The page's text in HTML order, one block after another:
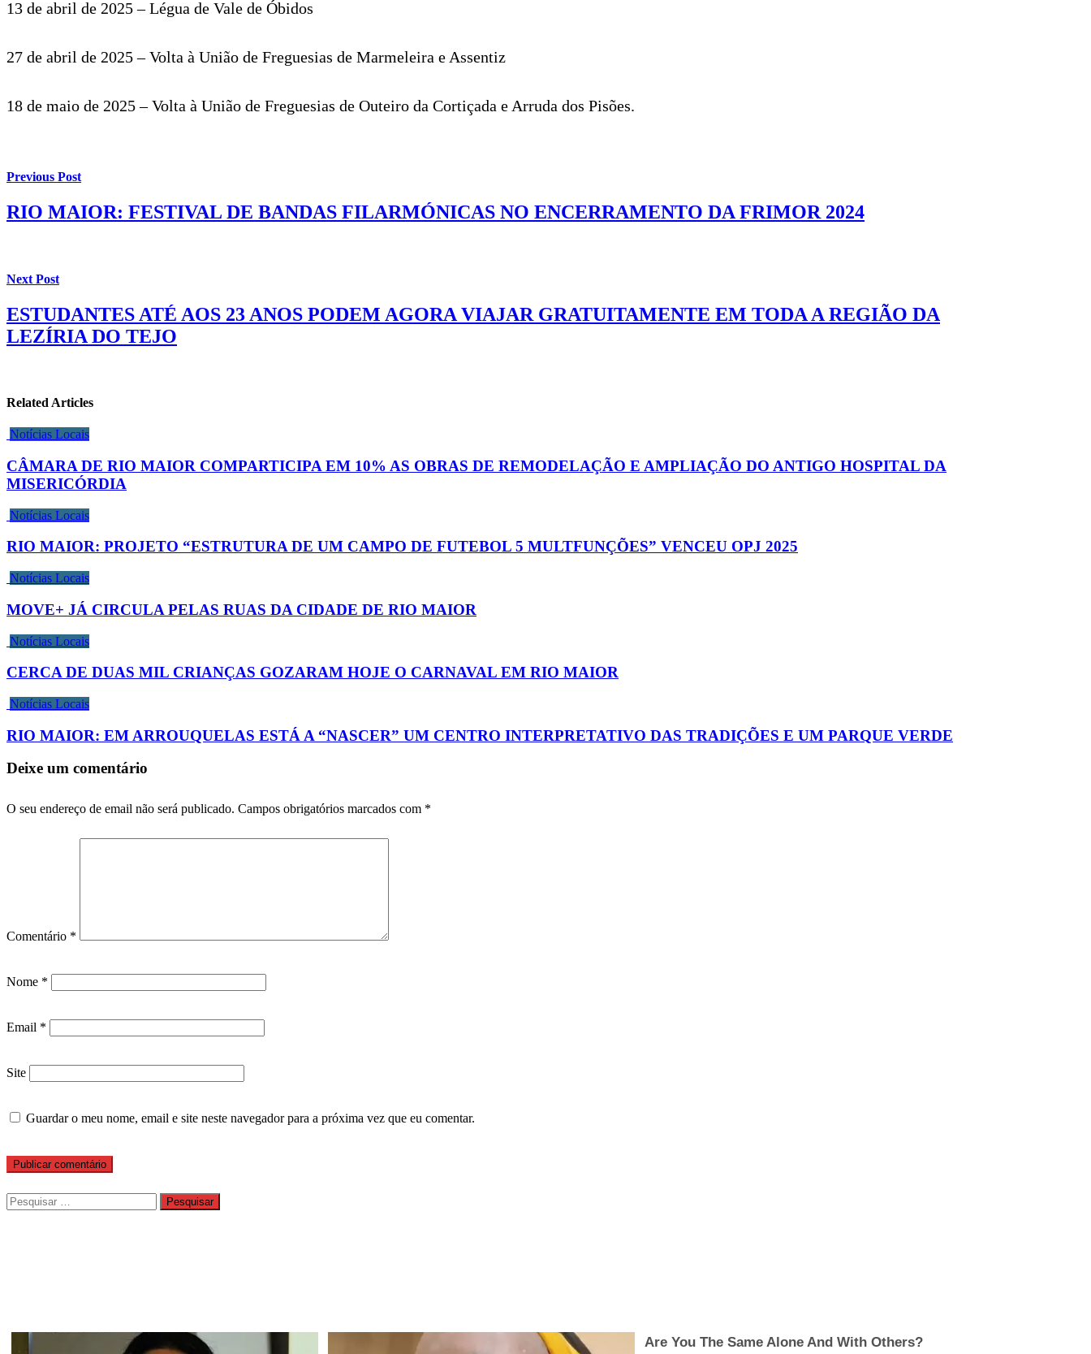
13 de abril de 2025 – Légua de Vale de Óbidos
27 de abril de 2025 – Volta à União de Freguesias de Marmeleira e Assentiz
18 de maio de 2025 – Volta à União de Freguesias de Outeiro da Cortiçada e Arruda dos Pisões.
Previous Post
RIO MAIOR: FESTIVAL DE BANDAS FILARMÓNICAS NO ENCERRAMENTO DA FRIMOR 2024
Next Post
ESTUDANTES ATÉ AOS 23 ANOS PODEM AGORA VIAJAR GRATUITAMENTE EM TODA A REGIÃO DA
LEZÍRIA DO TEJO
Related Articles
Notícias Locais
CÂMARA DE RIO MAIOR COMPARTICIPA EM 10% AS OBRAS DE REMODELAÇÃO E AMPLIAÇÃO DO ANTIGO HOSPITAL DA
MISERICÓRDIA
Notícias Locais
RIO MAIOR: PROJETO “ESTRUTURA DE UM CAMPO DE FUTEBOL 5 MULTFUNÇÕES” VENCEU OPJ 2025
Notícias Locais
MOVE+ JÁ CIRCULA PELAS RUAS DA CIDADE DE RIO MAIOR
Notícias Locais
CERCA DE DUAS MIL CRIANÇAS GOZARAM HOJE O CARNAVAL EM RIO MAIOR
Notícias Locais
RIO MAIOR: EM ARROUQUELAS ESTÁ A “NASCER” UM CENTRO INTERPRETATIVO DAS TRADIÇÕES E UM PARQUE VERDE
Deixe um comentário
O seu endereço de email não será publicado. Campos obrigatórios marcados com *
Comentário *
Nome *
Email *
Site
Guardar o meu nome, email e site neste navegador para a próxima vez que eu comentar.
Pesquisar
por: